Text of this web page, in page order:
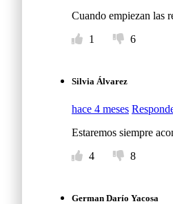
Cuando empiezan las
1
6
Silvia Álvarez
hace 4 meses
Estaremos siempre
4
8
German Darío Yacosa